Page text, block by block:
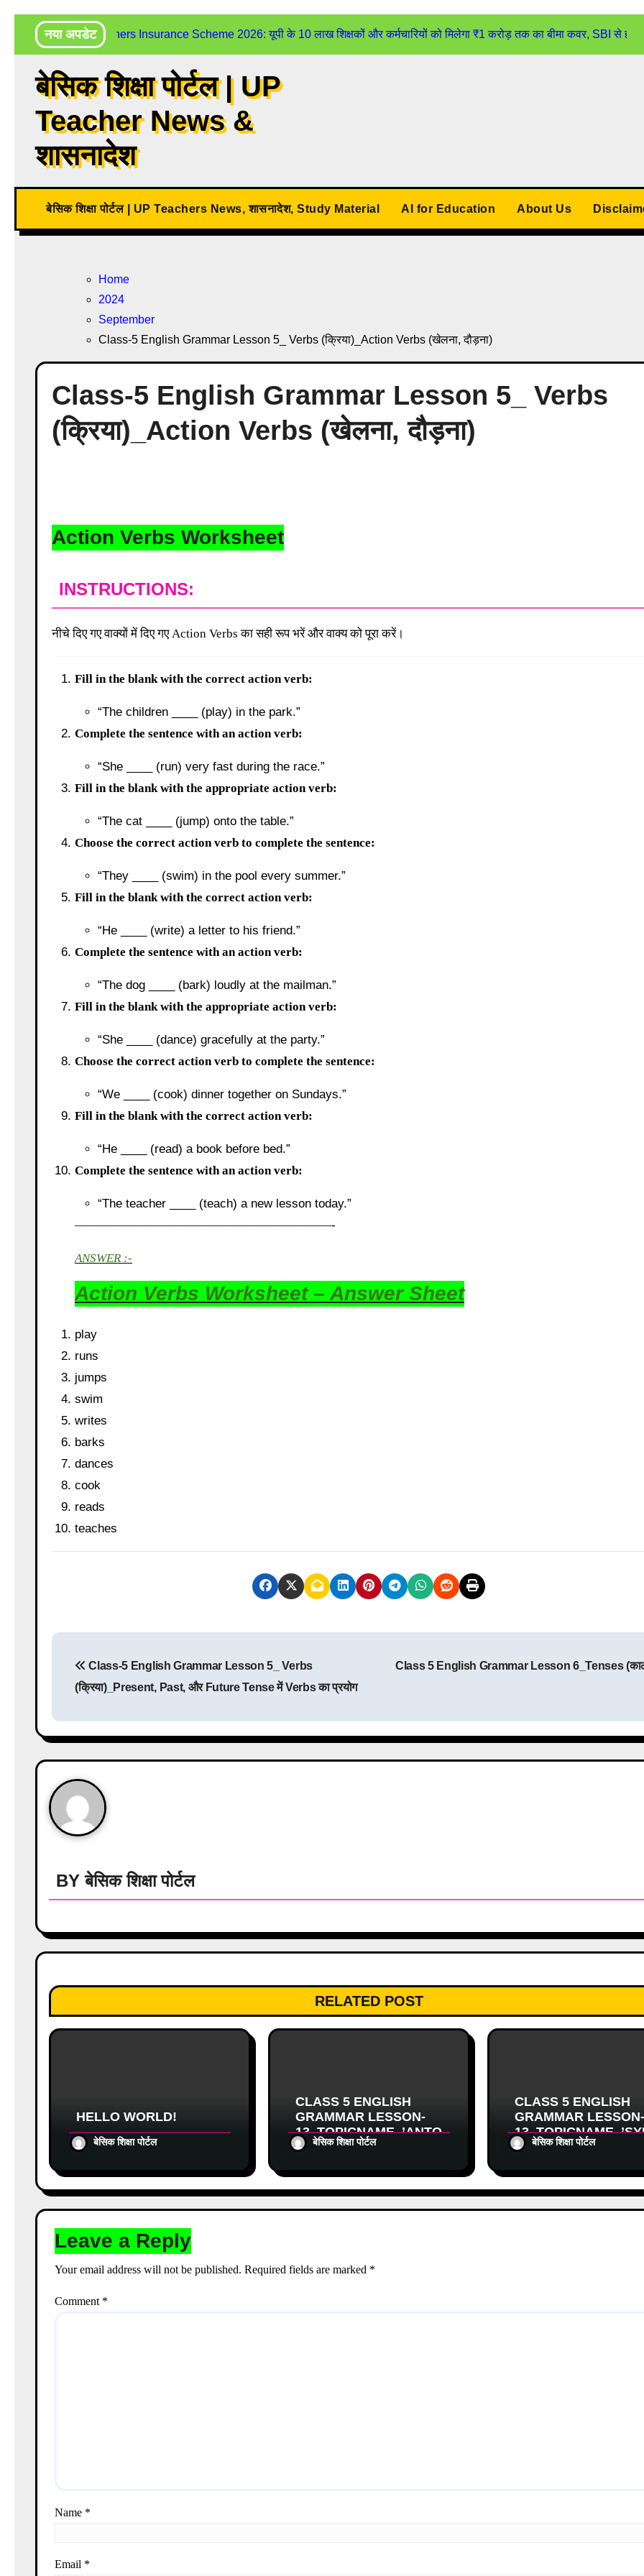
नया अपडेटUP Teachers Insurance Scheme 2026: यूपी के 10 लाख शिक्षकों और कर्मचारियों को मिलेगा ₹1 करोड़ तक का बीमा कवर, SBI से होगा
बेसिक शिक्षा पोर्टल | UP
Teacher News &
शासनादेश
बेसिक शिक्षा पोर्टल | UP Teachers News, शासनादेश, Study Material AI for Education About Us
Home
2024
September
Class-5 English Grammar Lesson 5_ Verbs (क्रिया)_Action Verbs (खेलना, दौड़ना)
Class-5 English Grammar Lesson 5_ Verbs
(क्रिया)_Action Verbs (खेलना, दौड़ना)
Action Verbs Worksheet
INSTRUCTIONS:
नीचे दिए गए वाक्यों में दिए गए Action Verbs का सही रूप भरें और वाक्य को पूरा करें।
Fill in the blank with the correct action verb:
“The children ____ (play) in the park.”
Complete the sentence with an action verb:
“She ____ (run) very fast during the race.”
Fill in the blank with the appropriate action verb:
“The cat ____ (jump) onto the table.”
Choose the correct action verb to complete the sentence:
“They ____ (swim) in the pool every summer.”
Fill in the blank with the correct action verb:
“He ____ (write) a letter to his friend.”
Complete the sentence with an action verb:
“The dog ____ (bark) loudly at the mailman.”
Fill in the blank with the appropriate action verb:
“She ____ (dance) gracefully at the party.”
Choose the correct action verb to complete the sentence:
“We ____ (cook) dinner together on Sundays.”
Fill in the blank with the correct action verb:
“He ____ (read) a book before bed.”
Complete the sentence with an action verb:
“The teacher ____ (teach) a new lesson today.”
—————————————————————-
ANSWER :-
Action Verbs Worksheet – Answer Sheet
play
runs
jumps
swim
writes
barks
dances
cook
reads
teaches
t
n
a
v
g
t
o
n
Class-5 English Grammar Lesson 5_ Verbs
(क्रिया)_Present, Past, और Future Tense में Verbs का प्रयोग
Class 5 English Grammar Lesson 6_Tenses
BYबेसिक शिक्षा पोर्टल
RELATED POST
HELLO WORLD!
बेसिक शिक्षा पोर्टल
CLASS 5 ENGLISH
GRAMMAR LESSON-
13_TOPICNAME_’ANTO
NYMS (विलोम शब्द)’पर
बेसिक शिक्षा पोर्टल
CLASS 5 ENGLISH
GRAMMAR LESSON-
NYMS (समानार्थक शब्द)’पर
बेसिक शिक्षा पोर्टल
Leave a Reply
Your email address will not be published. Required fields are marked *
Comment *
Name *
Email *